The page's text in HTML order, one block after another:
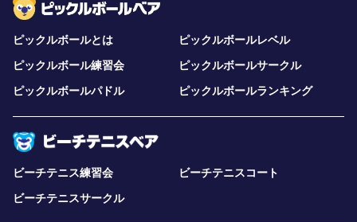
ピックルボールとは
ピックルボールレベル
ピックルボール練習会
ピックルボールサークル
ピックルボールパドル
ピックルボールランキング
ビーチテニス練習会
ビーチテニスコート
ビーチテニスサークル